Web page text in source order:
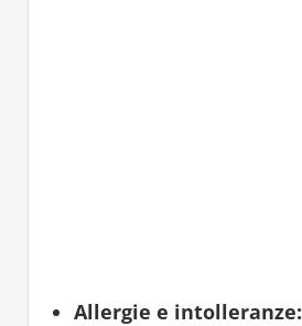
Allergie e intolleranze: